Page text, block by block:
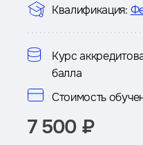
Квалификация:
Курс
балла
Стоимость
7 500 ₽